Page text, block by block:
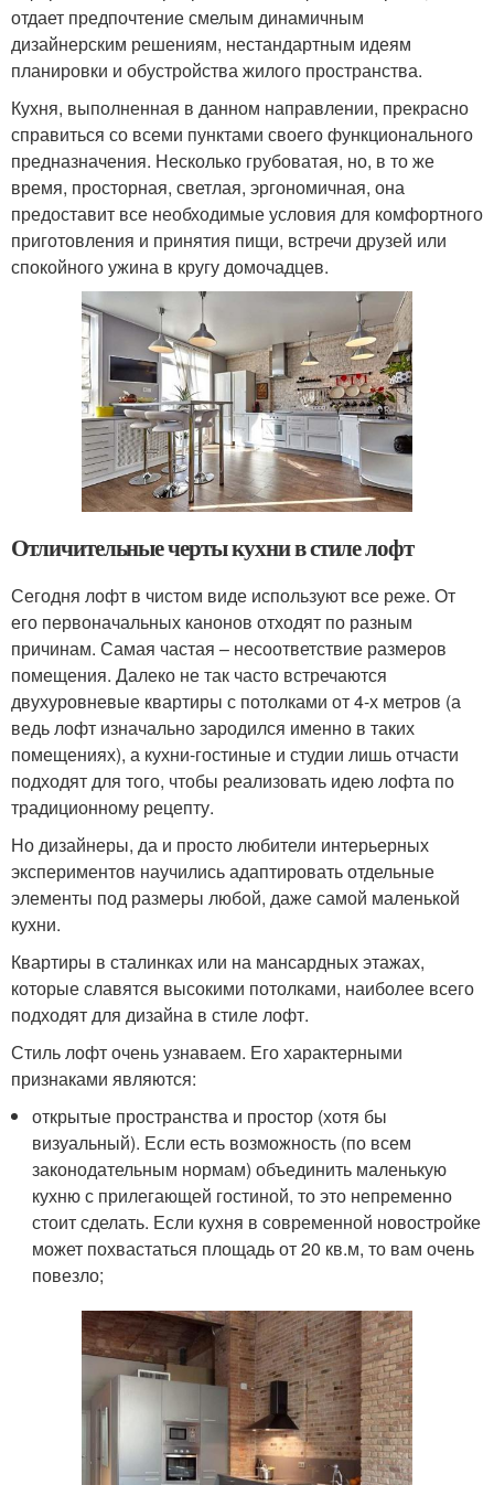
отдает предпочтение смелым динамичным
дизайнерским решениям, нестандартным идеям
планировки и обустройства жилого пространства.
Кухня, выполненная в данном направлении, прекрасно
справиться со всеми пунктами своего функционального
предназначения. Несколько грубоватая, но, в то же
время, просторная, светлая, эргономичная, она
предоставит все необходимые условия для комфортного
приготовления и принятия пищи, встречи друзей или
спокойного ужина в кругу домочадцев.
Отличительные черты кухни в стиле лофт
Сегодня лофт в чистом виде используют все реже. От
его первоначальных канонов отходят по разным
причинам. Самая частая – несоответствие размеров
помещения. Далеко не так часто встречаются
двухуровневые квартиры с потолками от 4-х метров (а
ведь лофт изначально зародился именно в таких
помещениях), а кухни-гостиные и студии лишь отчасти
подходят для того, чтобы реализовать идею лофта по
традиционному рецепту.
Но дизайнеры, да и просто любители интерьерных
экспериментов научились адаптировать отдельные
элементы под размеры любой, даже самой маленькой
кухни.
Квартиры в сталинках или на мансардных этажах,
которые славятся высокими потолками, наиболее всего
подходят для дизайна в стиле лофт.
Стиль лофт очень узнаваем. Его характерными
признаками являются:
открытые пространства и простор (хотя бы
визуальный). Если есть возможность (по всем
законодательным нормам) объединить маленькую
кухню с прилегающей гостиной, то это непременно
стоит сделать. Если кухня в современной новостройке
может похвастаться площадь от 20 кв.м, то вам очень
повезло;